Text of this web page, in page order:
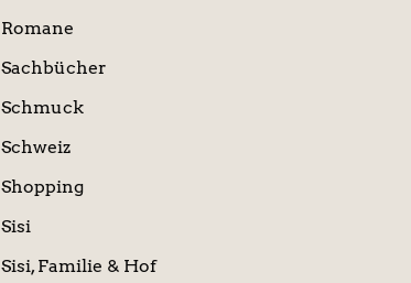
Romane
Sachbücher
Schmuck
Schweiz
Shopping
Sisi
Sisi, Familie & Hof